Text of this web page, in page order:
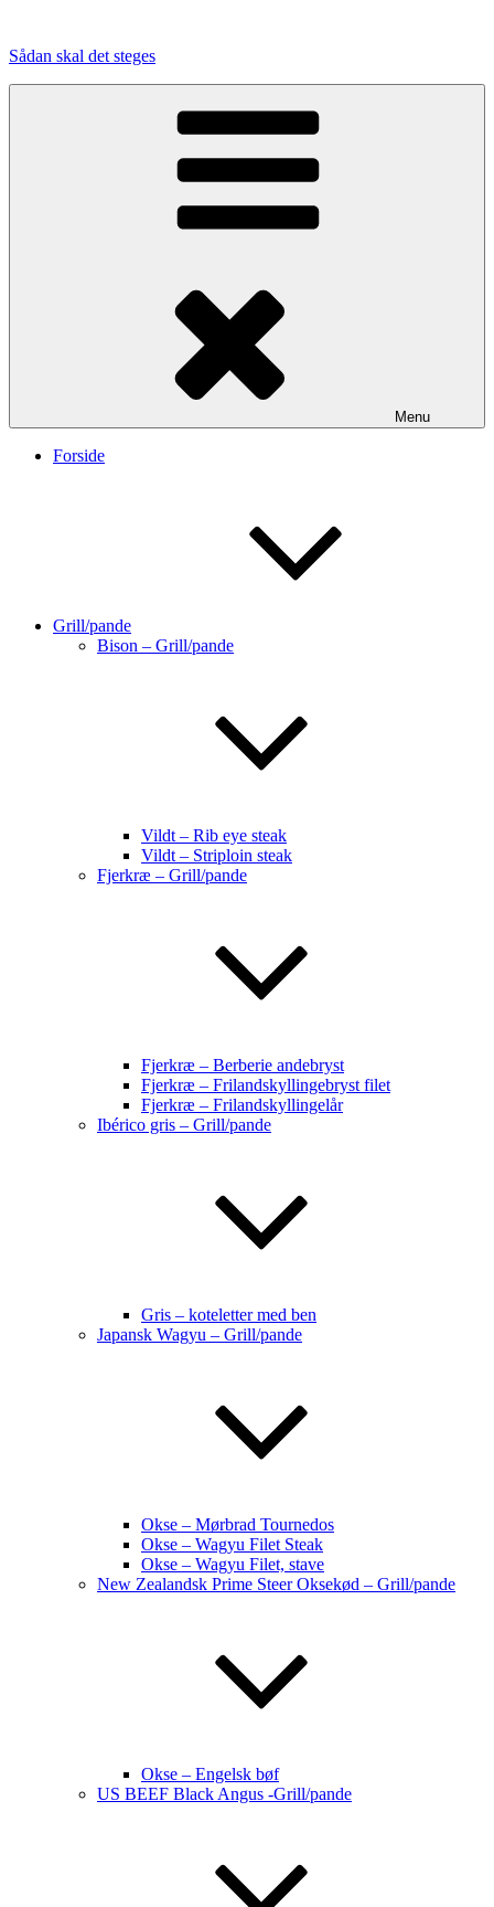
indhold
Sådan skal det steges
Menu
Forside
Grill/pande
Bison – Grill/pande
Vildt – Rib eye steak
Vildt – Striploin steak
Fjerkræ – Grill/pande
Fjerkræ – Berberie andebryst
Fjerkræ – Frilandskyllingebryst filet
Fjerkræ – Frilandskyllingelår
Ibérico gris – Grill/pande
Gris – koteletter med ben
Japansk Wagyu – Grill/pande
Okse – Mørbrad Tournedos
Okse – Wagyu Filet Steak
Okse – Wagyu Filet, stave
New Zealandsk Prime Steer Oksekød – Grill/pande
Okse – Engelsk bøf
US BEEF Black Angus -Grill/pande